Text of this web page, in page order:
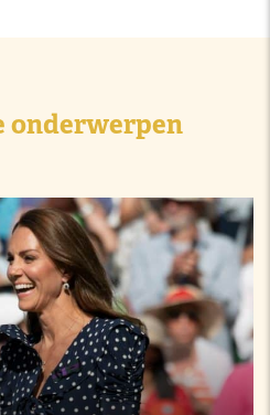
onderwerpen